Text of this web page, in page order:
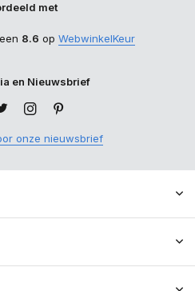
met
8.6 op WebwinkelKeur
en Nieuwsbrief
onze nieuwsbrief